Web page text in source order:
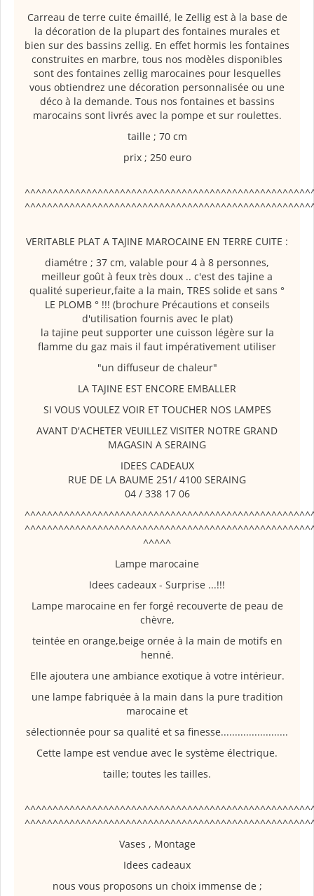
Carreau de terre cuite émaillé, le Zellig est à la base de
la décoration de la plupart des fontaines murales et
bien sur des bassins zellig. En effet hormis les fontaines
construites en marbre, tous nos modèles disponibles
sont des fontaines zellig marocaines pour lesquelles
vous obtiendrez une décoration personnalisée ou une
déco à la demande. Tous nos fontaines et bassins
marocains sont livrés avec la pompe et sur roulettes.
taille ; 70 cm
prix ; 250 euro
VERITABLE PLAT A TAJINE MAROCAINE EN TERRE CUITE :
diamétre ; 37 cm, valable pour 4 à 8 personnes,
meilleur goût à feux très doux .. c'est des tajine a
qualité superieur,faite a la main, TRES solide et sans °
LE PLOMB ° !!! (brochure Précautions et conseils
d'utilisation fournis avec le plat)
la tajine peut supporter une cuisson légère sur la
flamme du gaz mais il faut impérativement utiliser
"un diffuseur de chaleur"
LA TAJINE EST ENCORE EMBALLER
SI VOUS VOULEZ VOIR ET TOUCHER NOS LAMPES
AVANT D'ACHETER VEUILLEZ VISITER NOTRE GRAND
MAGASIN A SERAING
IDEES CADEAUX
RUE DE LA BAUME 251/ 4100 SERAING
04 / 338 17 06
^^^^^
Lampe marocaine
Idees cadeaux - Surprise ...!!!
Lampe marocaine en fer forgé recouverte de peau de
chèvre,
teintée en orange,beige ornée à la main de motifs en
henné.
Elle ajoutera une ambiance exotique à votre intérieur.
une lampe fabriquée à la main dans la pure tradition
marocaine et
sélectionnée pour sa qualité et sa finesse........................
Cette lampe est vendue avec le système électrique.
taille; toutes les tailles.
Vases , Montage
Idees cadeaux
nous vous proposons un choix immense de ;